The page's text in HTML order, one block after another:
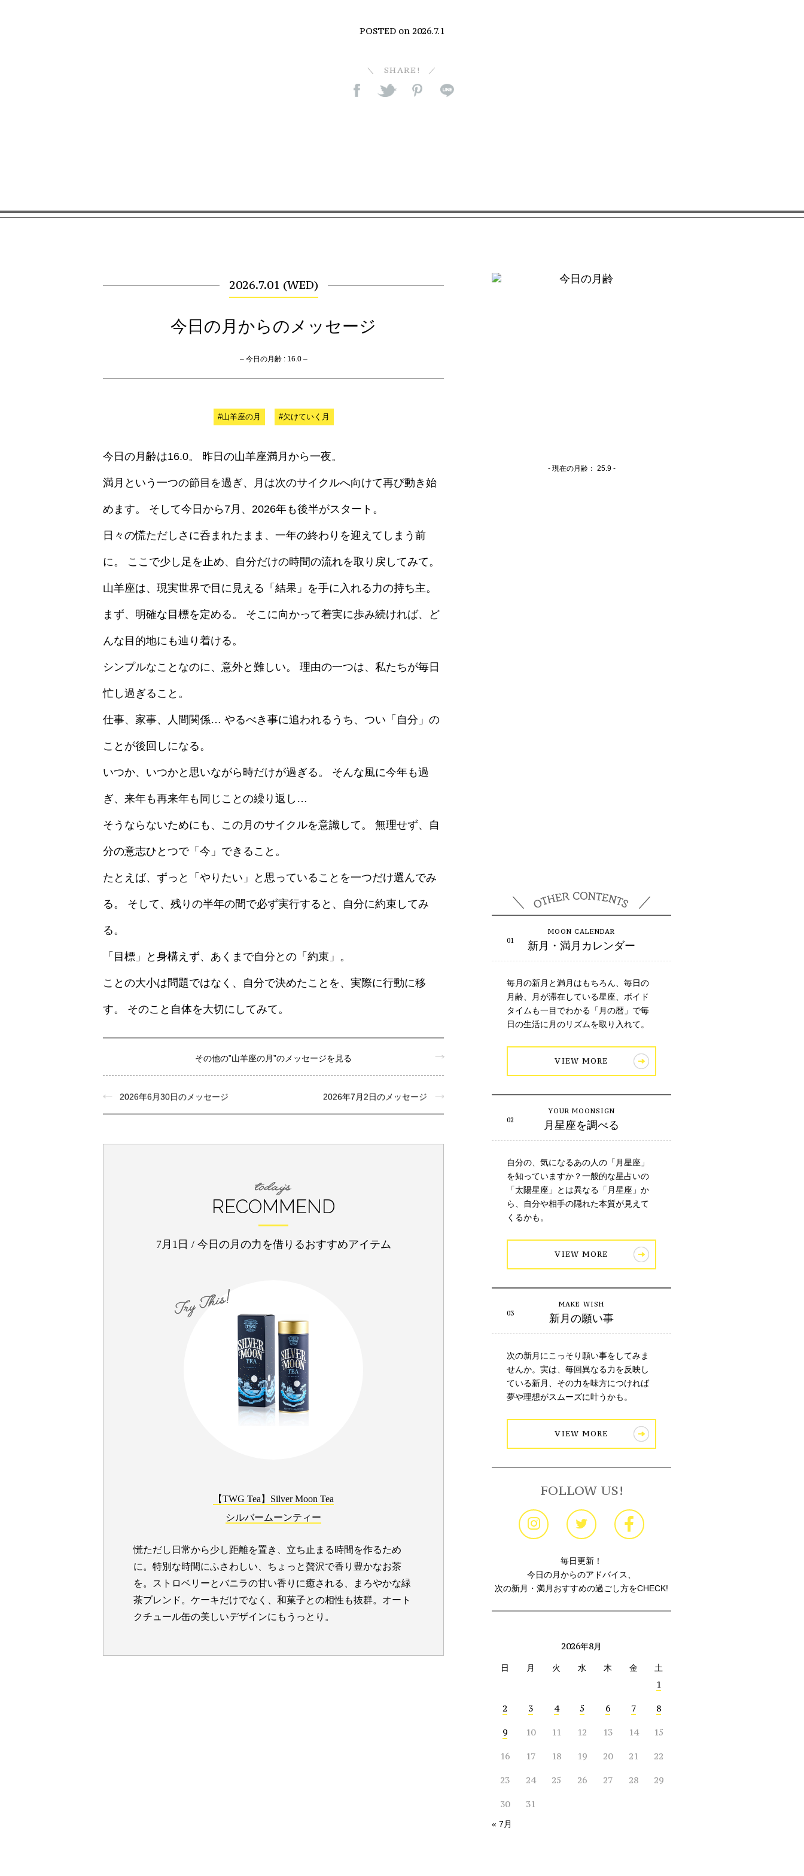
POSTED on 2026.7.1
SHARE!
2026.7.01 (WED)
今日の月からのメッセージ
– 今日の月齢 : 16.0 –
#山羊座の月 #欠けていく月
今日の月齢は16.0。 昨日の山羊座満月から一夜。
満月という一つの節目を過ぎ、月は次のサイクルへ向けて再び動き始
めます。 そして今日から7月、2026年も後半がスタート。
日々の慌ただしさに呑まれたまま、一年の終わりを迎えてしまう前
に。 ここで少し足を止め、自分だけの時間の流れを取り戻してみて。
山羊座は、現実世界で目に見える「結果」を手に入れる力の持ち主。
まず、明確な目標を定める。 そこに向かって着実に歩み続ければ、ど
んな目的地にも辿り着ける。
シンプルなことなのに、意外と難しい。 理由の一つは、私たちが毎日
忙し過ぎること。
仕事、家事、人間関係… やるべき事に追われるうち、つい「自分」の
ことが後回しになる。
いつか、いつかと思いながら時だけが過ぎる。 そんな風に今年も過
ぎ、来年も再来年も同じことの繰り返し…
そうならないためにも、この月のサイクルを意識して。 無理せず、自
分の意志ひとつで「今」できること。
たとえば、ずっと「やりたい」と思っていることを一つだけ選んでみ
る。 そして、残りの半年の間で必ず実行すると、自分に約束してみ
る。
「目標」と身構えず、あくまで自分との「約束」。
ことの大小は問題ではなく、自分で決めたことを、実際に行動に移
す。 そのこと自体を大切にしてみて。
その他の”山羊座の月”のメッセージを見る
2026年6月30日のメッセージ 2026年7月2日のメッセージ
RECOMMEND
7月1日 / 今日の月の力を借りるおすすめアイテム
【TWG Tea】Silver Moon Tea
シルバームーンティー
慌ただし日常から少し距離を置き、立ち止まる時間を作るため
に。特別な時間にふさわしい、ちょっと贅沢で香り豊かなお茶
を。ストロベリーとバニラの甘い香りに癒される、まろやかな緑
茶ブレンド。ケーキだけでなく、和菓子との相性も抜群。オート
クチュール缶の美しいデザインにもうっとり。
- 現在の月齢： 25.9 -
新月・満月カレンダー
毎月の新月と満月はもちろん、毎日の
月齢、月が滞在している星座、ボイド
タイムも一目でわかる「月の暦」で毎
日の生活に月のリズムを取り入れて。
VIEW MORE
月星座を調べる
自分の、気になるあの人の「月星座」
を知っていますか？一般的な星占いの
「太陽星座」とは異なる「月星座」か
ら、自分や相手の隠れた本質が見えて
くるかも。
VIEW MORE
新月の願い事
次の新月にこっそり願い事をしてみま
せんか。実は、毎回異なる力を反映し
ている新月、その力を味方につければ
夢や理想がスムーズに叶うかも。
VIEW MORE
FOLLOW US!
毎日更新！
今日の月からのアドバイス、
次の新月・満月おすすめの過ごし方をCHECK!
2026年8月
日 月 火 水 木 金 土
1
2 3 4 5 6 7 8
9 10 11 12 13 14 15
16 17 18 19 20 21 22
23 24 25 26 27 28 29
30 31
« 7月